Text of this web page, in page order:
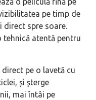
pe timp de
direct spre soare.
tehnică atentă pentru
pe o lavetă cu
și șterge
mai întâi pe